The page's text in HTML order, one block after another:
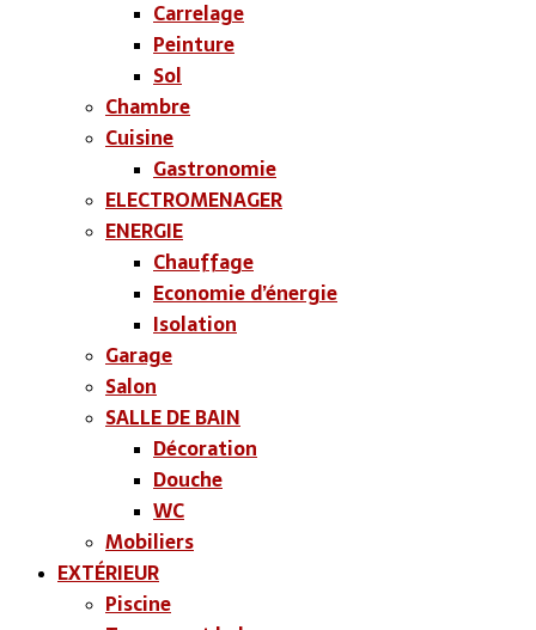
Carrelage
Peinture
Sol
Chambre
Cuisine
Gastronomie
ELECTROMENAGER
ENERGIE
Chauffage
Economie d’énergie
Isolation
Garage
Salon
SALLE DE BAIN
Décoration
Douche
WC
Mobiliers
EXTÉRIEUR
Piscine